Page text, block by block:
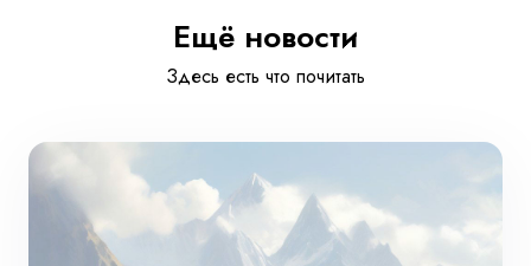
Ещё новости
Здесь есть что почитать